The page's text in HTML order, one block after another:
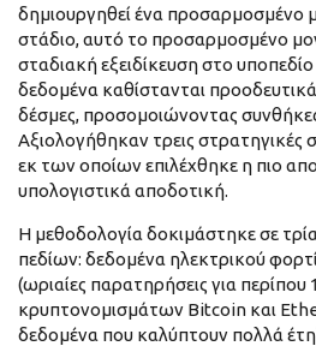
δημιουργηθεί ένα προσαρμοσμένο
στάδιο, αυτό το προσαρμοσμένο
σταδιακή εξειδίκευση στο
δεδομένα καθίστανται
δέσμες, προσομοιώνοντας
Αξιολογήθηκαν τρεις στρατηγικές
εκ των οποίων επιλέχθηκε η πιο
υπολογιστικά αποδοτική.
Η μεθοδολογία δοκιμάστηκε σε
πεδίων: δεδομένα ηλεκτρικού
(ωριαίες παρατηρήσεις για περίπου
κρυπτονομισμάτων Bitcoin και
δεδομένα που καλύπτουν πολλά